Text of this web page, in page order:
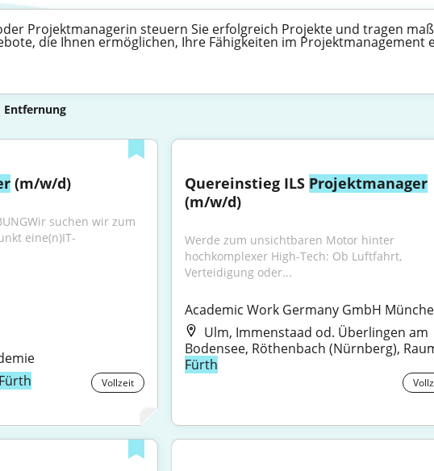
Projektmanagerin steuern Sie erfolgreich Projekte und tragen
die Ihnen ermöglichen, Ihre Fähigkeiten im
Entfernung
(m/w/d)
suchen wir zum
eine(n)IT-
Fürth Vollzeit
Quereinstieg ILS Projektmanager
(m/w/d)
Werde zum unsichtbaren Motor hinter
hochkomplexer High-Tech: Ob Luftfahrt,
Verteidigung oder...
Academic Work Germany GmbH
Ulm, Immenstaad od. Überlingen am
Bodensee, Röthenbach (Nürnberg),
Fürth